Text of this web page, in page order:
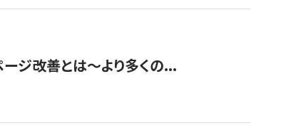
ージ改善とは～より多くの...